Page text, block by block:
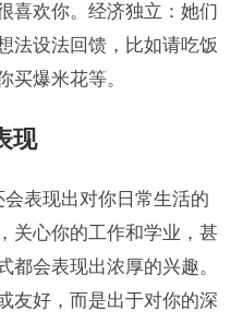
喜欢你。经济独立：她们
法设法回馈，比如请吃饭
买爆米花等。
现
表现出对你日常生活的
关心你的工作和学业，甚
都会表现出浓厚的兴趣。
友好，而是出于对你的深